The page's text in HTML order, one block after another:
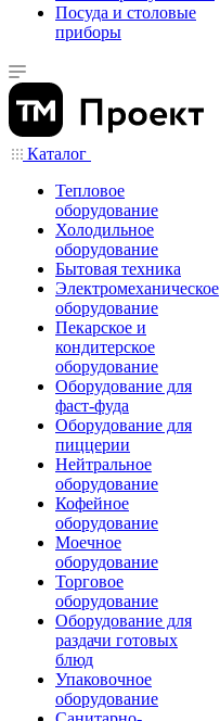
Посуда и столовые
приборы
Каталог
Тепловое
оборудование
Холодильное
оборудование
Бытовая техника
Электромеханическое
оборудование
Пекарское и
кондитерское
оборудование
Оборудование для
фаст-фуда
Оборудование для
пиццерии
Нейтральное
оборудование
Кофейное
оборудование
Моечное
оборудование
Торговое
оборудование
Оборудование для
раздачи готовых
блюд
Упаковочное
оборудование